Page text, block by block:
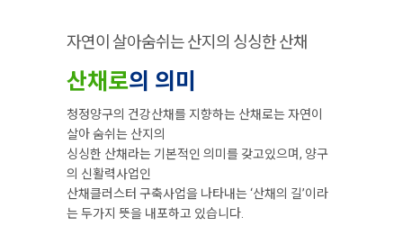
자연이 살아숨쉬는 산지의 싱싱한 산채
산채로의 의미
청정양구의 건강산채를 지향하는 산채로는 자연이
살아 숨쉬는 산지의
싱싱한 산채라는 기본적인 의미를 갖고있으며, 양구
의 신활력사업인
산채클러스터 구축사업을 나타내는 ‘산채의 길’이라
는 두가지 뜻을 내포하고 있습니다.